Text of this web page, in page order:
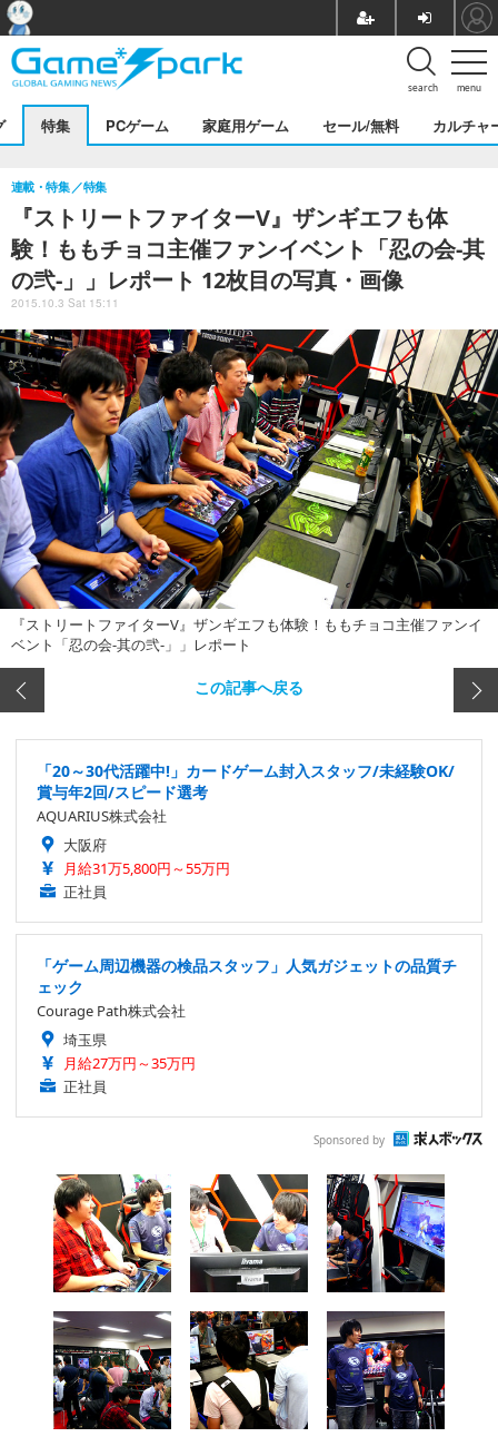
menu
search
特集 PCゲーム 家庭用ゲーム セール/無料 カルチャ
『ストリートファイターV』ザンギエフも体
験！ももチョコ主催ファンイベント「忍の会-其
の弐-」」レポート 12枚目の写真・画像
連載・特集 特集
2015.10.3 Sat 15:11
『ストリートファイターV』ザンギエフも体験！ももチョコ主催ファンイ
ベント「忍の会-其の弐-」」レポート
この記事へ戻る
「20～30代活躍中!」カードゲーム封入スタッフ/未経験OK/
賞与年2回/スピード選考
AQUARIUS株式会社
大阪府
月給31万5,800円～55万円
正社員
「ゲーム周辺機器の検品スタッフ」人気ガジェットの品質チ
ェック
Courage Path株式会社
埼玉県
月給27万円～35万円
正社員
Sponsored by